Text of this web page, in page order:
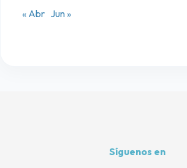
« Abr Jun »
Síguenos en